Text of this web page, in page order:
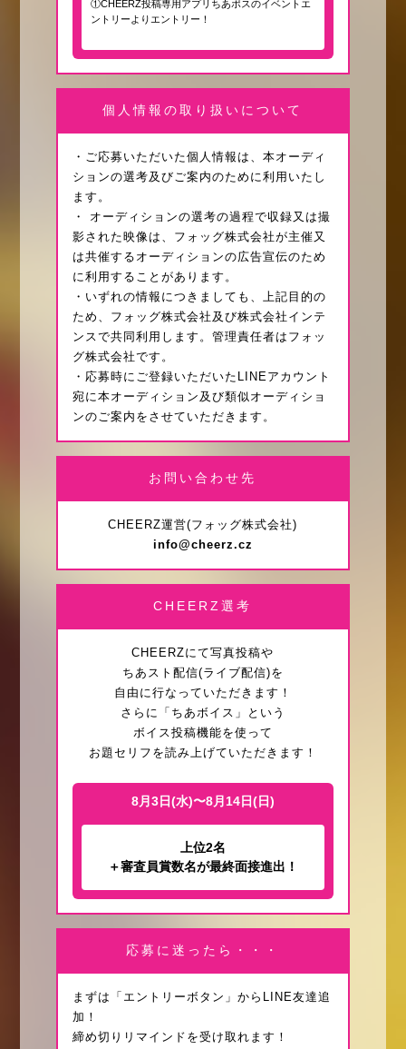
①CHEERZ投稿専用アプリちあポスのイベントエ
ントリーよりエントリー！
個人情報の取り扱いについて
・ご応募いただいた個人情報は、本オーディ
ションの選考及びご案内のために利用いたし
ます。
・ オーディションの選考の過程で収録又は撮
影された映像は、フォッグ株式会社が主催又
は共催するオーディションの広告宣伝のため
に利用することがあります。
・いずれの情報につきましても、上記目的の
ため、フォッグ株式会社及び株式会社インテ
ンスで共同利用します。管理責任者はフォッ
グ株式会社です。
・応募時にご登録いただいたLINEアカウント
宛に本オーディション及び類似オーディショ
ンのご案内をさせていただきます。
お問い合わせ先
CHEERZ運営(フォッグ株式会社)
info@cheerz.cz
CHEERZ選考
CHEERZにて写真投稿や
ちあスト配信(ライブ配信)を
自由に行なっていただきます！
さらに「ちあボイス」という
ボイス投稿機能を使って
お題セリフを読み上げていただきます！
8月3日(水)〜8月14日(日)
上位2名
＋審査員賞数名が最終面接進出！
応募に迷ったら・・・
まずは「エントリーボタン」からLINE友達追
加！
締め切りリマインドを受け取れます！